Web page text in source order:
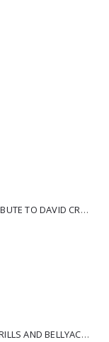
AAVV LONG TIME GONE - A TRIBUTE TO DAVID CROSBY
HAPPY MONDAYS - PILLS N THRILLS AND BELLYACHES